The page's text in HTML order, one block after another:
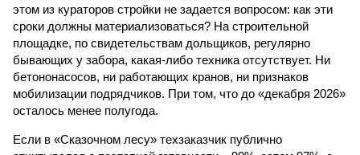
этом из кураторов стройки не задается вопросом: как эти
сроки должны материализоваться? На строительной
площадке, по свидетельствам дольщиков, регулярно
бывающих у забора, какая-либо техника отсутствует. Ни
бетононасосов, ни работающих кранов, ни признаков
мобилизации подрядчиков. При том, что до «декабря 2026»
осталось менее полугода.
Если в «Сказочном лесу» техзаказчик публично